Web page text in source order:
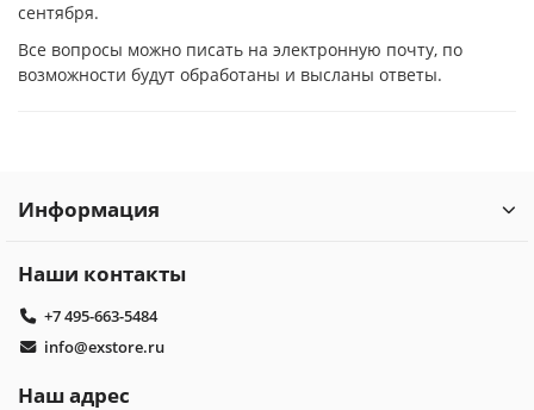
сентября.
Все вопросы можно писать на электронную почту, по
возможности будут обработаны и высланы ответы.
Информация
Наши контакты
+7 495-663-5484
info@exstore.ru
Наш адрес